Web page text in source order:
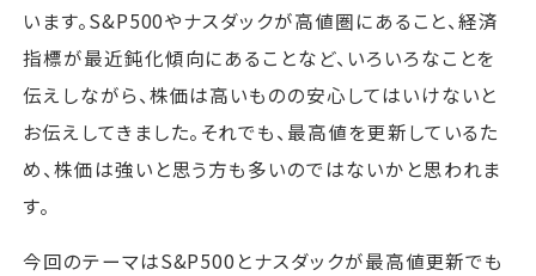
います。S&P500やナスダックが高値圏にあること、経済
指標が最近鈍化傾向にあることなど、いろいろなことを
伝えしながら、株価は高いものの安心してはいけないと
お伝えしてきました。それでも、最高値を更新しているた
め、株価は強いと思う方も多いのではないかと思われま
す。
今回のテーマはS&P500とナスダックが最高値更新でも